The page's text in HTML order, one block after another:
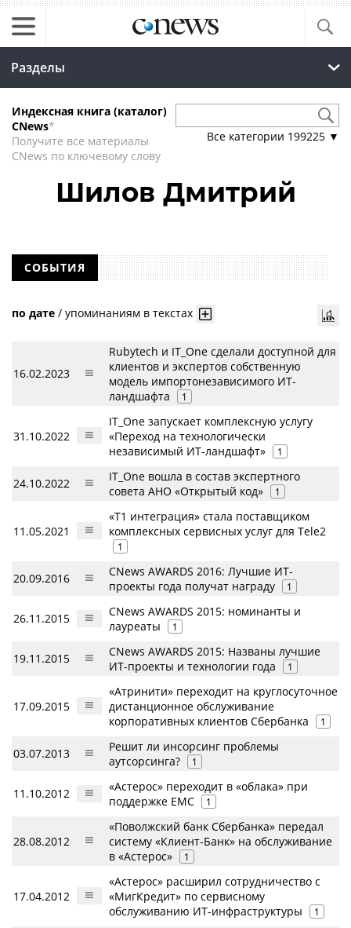
Разделы
Индексная книга (каталог)
CNews*
Получите все материалы
CNews по ключевому слову
Все категории 199225 ▼
Шилов Дмитрий
СОБЫТИЯ
по дате / упоминаниям в текстах
16.02.2023
Rubytech и IT_One сделали доступной для
клиентов и экспертов собственную
модель импортонезависимого ИТ-
ландшафта
1
31.10.2022
IT_One запускает комплексную услугу
«Переход на технологически
независимый ИТ-ландшафт»
1
24.10.2022
IT_One вошла в состав экспертного
совета АНО «Открытый код»
1
11.05.2021
«Т1 интеграция» стала поставщиком
комплексных сервисных услуг для Tele2
1
20.09.2016
CNews AWARDS 2016: Лучшие ИТ-
проекты года получат награду
1
26.11.2015
CNews AWARDS 2015: номинанты и
лауреаты
1
19.11.2015
CNews AWARDS 2015: Названы лучшие
ИТ-проекты и технологии года
1
17.09.2015
«Атринити» переходит на круглосуточное
дистанционное обслуживание
корпоративных клиентов Сбербанка
1
03.07.2013
Решит ли инсорсинг проблемы
аутсорсинга?
1
11.10.2012
«Астерос» переходит в «облака» при
поддержке EMC
1
28.08.2012
«Поволжский банк Сбербанка» передал
систему «Клиент-Банк» на обслуживание
в «Астерос»
1
17.04.2012
«Астерос» расширил сотрудничество с
«МигКредит» по сервисному
обслуживанию ИТ-инфраструктуры
1